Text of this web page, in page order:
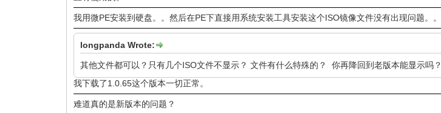
我用微PE安装到硬盘。。然后在PE下直接用系统安装工具安装这个ISO镜像文件没有出现问题。。
longpanda Wrote:
其他文件都可以？只有几个ISO文件不显示？ 文件有什么特殊的？ 你再降回到老版本能显示吗？
我下载了1.0.65这个版本一切正常。
难道真的是新版本的问题？